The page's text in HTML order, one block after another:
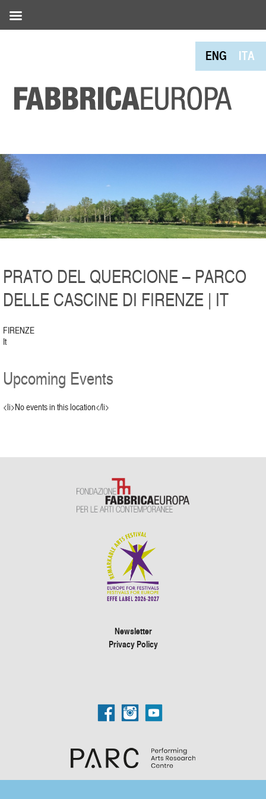
ENG ITA
PRATO DEL QUERCIONE – PARCO
DELLE CASCINE DI FIRENZE | IT
FIRENZE
It
Upcoming Events
<li>No events in this location</li>
Newsletter
Privacy Policy